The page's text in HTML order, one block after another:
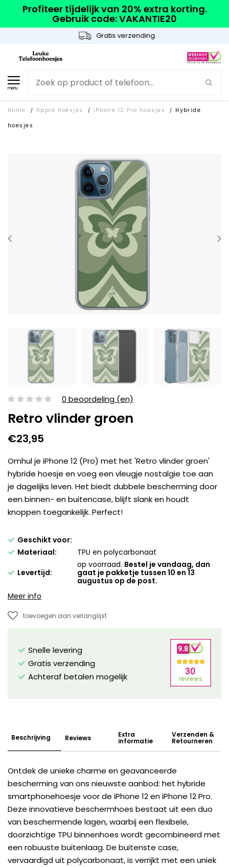
Profiteer tijdelijk van 20% extra korting.
Gebruik code: VAKANTIE20
Gratis verzending
menu
Home / Apple hoesjes / iPhone 12 Pro hoesjes /
Hybride
hoesjes
0 beoordeling (en)
Retro vlinder groen
€23,95
Omhul je iPhone 12 (Pro) met het 'Retro vlinder groen'
hybride hoesje en voeg een vleugje nostalgie toe aan
je dagelijks leven. Het biedt dubbele bescherming door
een binnen- en buitencase, blijft slank en houdt
knoppen toegankelijk. Perfect!
Geschikt voor:
Materiaal:
TPU en polycarbonaat
Levertijd:
op voorraad. Bestel je vandaag, dan
gaat je pakketje tussen 10 en 13
augustus op de post.
Meer info
toevoegen aan verlanglijst
Snelle levering
Gratis verzending
Achteraf betalen mogelijk
Beschrijving Reviews Extra
informatie
Verzenden &
Retourneren
Ontdek de unieke charme en geavanceerde
bescherming van ons nieuwste aanbod: het hybride
smartphonehoesje voor de iPhone 12 en iPhone 12 Pro.
Deze innovatieve beschermhoes bestaat uit een duo
van beschermende lagen, waarbij een flexibele,
doorzichtige TPU binnenhoes wordt gecombineerd met
een robuuste buitenlaag. De buitenste case,
vervaardigd uit polycarbonaat, is verrijkt met een uniek